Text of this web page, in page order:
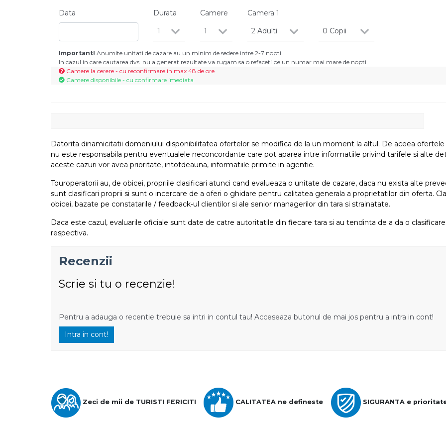
Data
Durata
1
Camere
1
Camera1
2 Adulti
0 Copii
Important! Anumite unitati de cazare au un minim de sedere intre 2-7 nopti.
In cazul in care cautarea dvs. nu a generat rezultate va rugam sa o refaceti pe un numar mai mare de nopti.
Camere la cerere - cu reconfirmare in max 48 de ore
Camere disponibile - cu confirmare imediata
Datorita dinamicitatii domeniului disponibilitatea ofertelor se modifica de la un moment la altul. De aceea
nu este responsabila pentru eventualele neconcordante care pot aparea intre informatiile privind tarifele si alte
aceste cazuri vor avea prioritate, intotdeauna, informatiile primite in agentie.
Touroperatorii au, de obicei, propriile clasificari atunci cand evalueaza o unitate de cazare, daca nu exista alte
sunt clasificari proprii si sunt o incercare de a oferi o ghidare pentru calitatea generala a proprietatilor din oferta.
obicei, bazate pe constatarile / feedback-ul clientilor si ale senior managerilor din tara si strainatate.
Daca este cazul, evaluarile oficiale sunt date de catre autoritatile din fiecare tara si au tendinta de a da o
respectiva.
Recenzii
Scrie si tu o recenzie!
Pentru a adauga o recentie trebuie sa intri in contul tau! Acceseaza butonul de mai jos pentru a intra in cont!
Intra in cont!
Zeci de mii de TURISTI FERICITI CALITATEA ne defineste SIGURANTA e